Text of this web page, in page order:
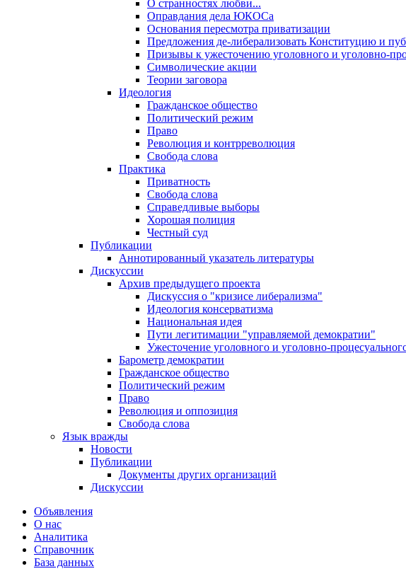
О странностях любви...
Оправдания дела ЮКОСа
Основания пересмотра приватизации
Предложения де-либерализовать Конституцию и
Призывы к ужесточению уголовного и уголовно-
Символические акции
Теории заговора
Идеология
Гражданское общество
Политический режим
Право
Революция и контрреволюция
Свобода слова
Практика
Приватность
Свобода слова
Справедливые выборы
Хорошая полиция
Честный суд
Публикации
Аннотированный указатель литературы
Дискуссии
Архив предыдущего проекта
Дискуссия о "кризисе либерализма"
Идеология консерватизма
Национальная идея
Пути легитимации "управляемой демократии"
Ужесточение уголовного и уголовно-
Барометр демократии
Гражданское общество
Политический режим
Право
Революция и оппозиция
Свобода слова
Язык вражды
Новости
Публикации
Документы других организаций
Дискуссии
Объявления
О нас
Аналитика
Справочник
База данных